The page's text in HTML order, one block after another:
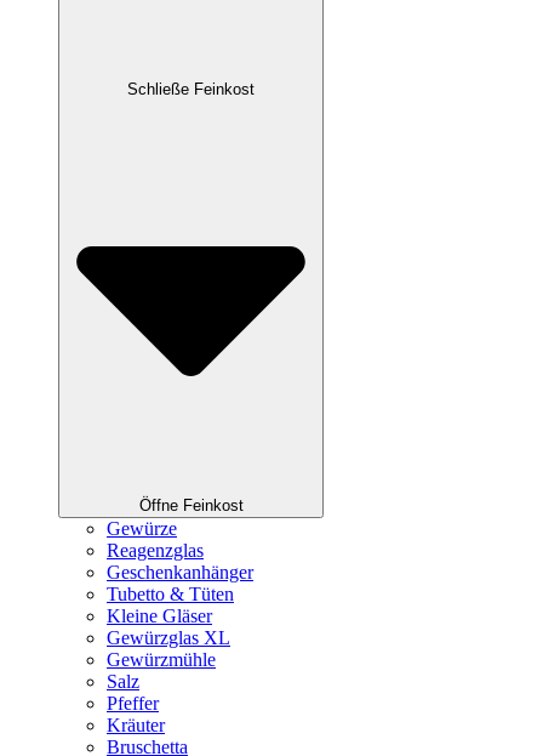
Schließe Feinkost
Öffne Feinkost
Gewürze
Reagenzglas
Geschenkanhänger
Tubetto & Tüten
Kleine Gläser
Gewürzglas XL
Gewürzmühle
Salz
Pfeffer
Kräuter
Bruschetta